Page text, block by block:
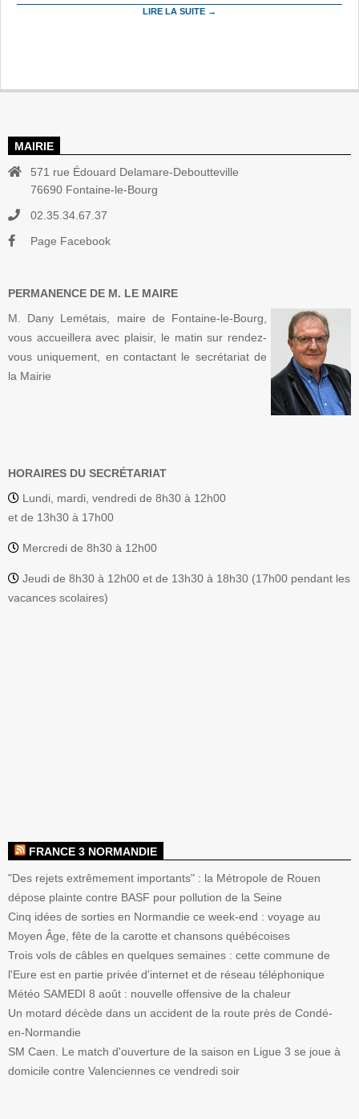
LIRE LA SUITE →
MAIRIE
571 rue Édouard Delamare-Deboutteville
76690 Fontaine-le-Bourg
02.35.34.67.37
Page Facebook
PERMANENCE DE M. LE MAIRE
M. Dany Lemétais, maire de Fontaine-le-Bourg,
vous accueillera avec plaisir, le matin sur rendez-
vous uniquement, en contactant le secrétariat de
la Mairie
HORAIRES DU SECRÉTARIAT
Lundi, mardi, vendredi de 8h30 à 12h00
et de 13h30 à 17h00
Mercredi de 8h30 à 12h00
Jeudi de 8h30 à 12h00 et de 13h30 à 18h30 (17h00 pendant les
vacances scolaires)
FRANCE 3 NORMANDIE
"Des rejets extrêmement importants" : la Métropole de Rouen
dépose plainte contre BASF pour pollution de la Seine
Cinq idées de sorties en Normandie ce week-end : voyage au
Moyen Âge, fête de la carotte et chansons québécoises
Trois vols de câbles en quelques semaines : cette commune de
l'Eure est en partie privée d'internet et de réseau téléphonique
Météo SAMEDI 8 août : nouvelle offensive de la chaleur
Un motard décède dans un accident de la route près de Condé-
en-Normandie
SM Caen. Le match d'ouverture de la saison en Ligue 3 se joue à
domicile contre Valenciennes ce vendredi soir